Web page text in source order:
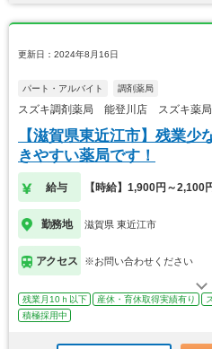
更新日：2024年8月16日
パート・アルバイト 調剤薬局
スズキ調剤薬局 能登川店 スズキ薬局
【滋賀県東近江市】残業
きやすい薬局です！
給与 【時給】1,900円～2,100
勤務地 滋賀県 東近江市
アクセス ※お問い合わせください
残業月10ｈ以下 産休・育休取得実績有り
積極採用中